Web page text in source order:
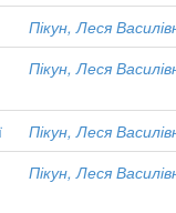
Пікун, Леся
Пікун, Леся
Пікун, Леся
Пікун, Леся